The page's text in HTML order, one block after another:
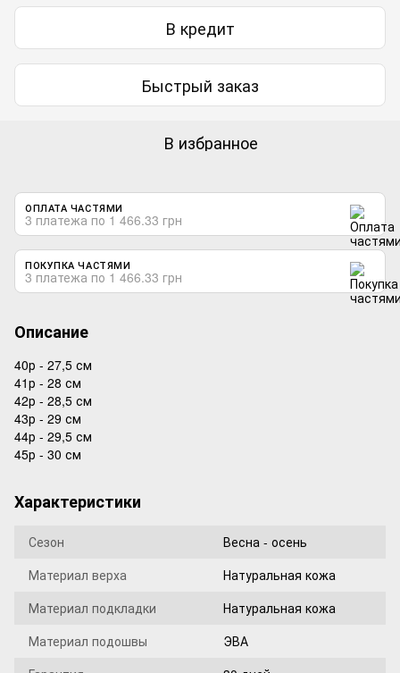
В кредит
Быстрый заказ
В избранное
ОПЛАТА ЧАСТЯМИ
3 платежа по 1 466.33 грн
ПОКУПКА ЧАСТЯМИ
3 платежа по 1 466.33 грн
Описание
40р - 27,5 см
41р - 28 см
42р - 28,5 см
43р - 29 см
44р - 29,5 см
45р - 30 см
Характеристики
Сезон
Весна - осень
Материал верха
Натуральная кожа
Материал подкладки
Натуральная кожа
Материал подошвы
ЭВА